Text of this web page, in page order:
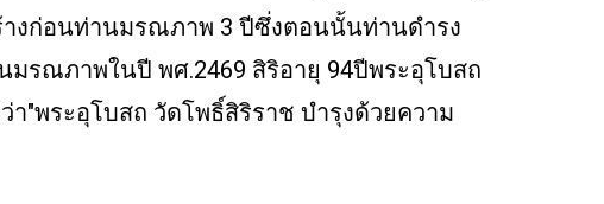
างก่อนท่านมรณภาพ 3 ปีซึ่งตอนนั้นท่านดำรง
รณภาพในปี พศ.2469 สิริอายุ 94ปีพระอุโบสถ
"พระอุโบสถ วัดโพธิ์สิริราช บำรุงด้วยความ